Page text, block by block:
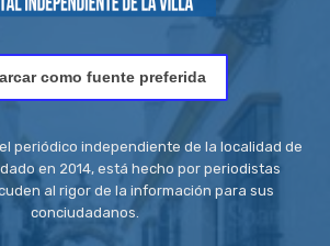
como fuente preferida
periódico independiente de la localidad de
en 2014, está hecho por periodistas
al rigor de la información para sus
conciudadanos.